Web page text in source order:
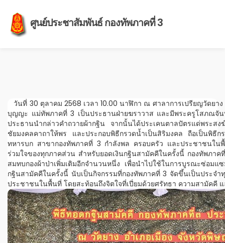
ศูนย์ประชาสัมพันธ์ กองทัพภาคที่ 3
วันที่ 30 ตุลาคม 2568 เวลา 10.00 นาฬิกา ณ ศาลาการเปรียญวัดยา
บุญญะ แม่ทัพภาคที่ 3 เป็นประธานฝ่ายฆราวาส และมีพระครูโสภณจัน
ประธานนำกล่าวคำถวายผ้ากฐิน จากนั้นได้ประเคนตาลปัตรแด่พระส
ชัยมงคลคาถาให้พร และประกอบพิธีกรวดน้ำเป็นสิริมงคล ถือเป็นพิธี
ทหารบก สาขากองทัพภาคที่ 3 กำลังพล ครอบครัว และประชาชนในพื้
ร่วมใจของทุกภาคส่วน สำหรับยอดเงินกฐินสามัคคีในครั้งนี้ กองทัพภา
สมทบกองผ้าป่าเพิ่มเติมอีกจำนวนหนึ่ง เพื่อนำไปใช้ในการบูรณะซ่อ
กฐินสามัคคีในครั้งนี้ นับเป็นกิจกรรมที่กองทัพภาคที่ 3 จัดขึ้นเป็นประจ
ประชาชนในพื้นที่ โดยสะท้อนถึงจิตใจที่เปี่ยมด้วยศรัทธา ความสามัคคี